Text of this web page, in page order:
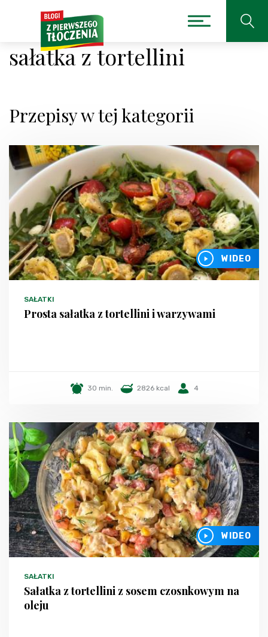
sałatka z tortellini
Przepisy w tej kategorii
WIDEO
SAŁATKI
Prosta sałatka z tortellini i warzywami
30 min. 2826 kcal 4
WIDEO
SAŁATKI
Sałatka z tortellini z sosem czosnkowym na
oleju